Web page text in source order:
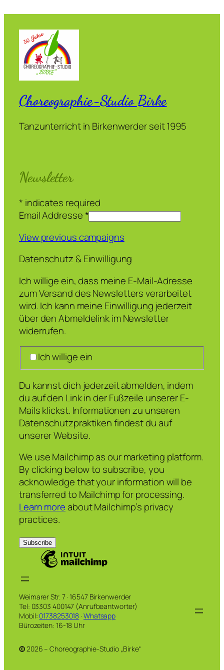
Choreographie-Studio Birke
Tanzunterricht in Birkenwerder seit 1995
Newsletter
* indicates required
Email Addresse*
View previous campaigns
Datenschutz & Einwilligung
Ich willige ein, dass meine E-Mail-Adresse
zum Versand des Newsletters verarbeitet
wird. Ich kann meine Einwilligung jederzeit
über den Abmeldelink im Newsletter
widerrufen.
Ich willige ein
Du kannst dich jederzeit abmelden, indem
du auf den Link in der Fußzeile unserer E-
Mails klickst. Informationen zu unseren
Datenschutzpraktiken findest du auf
unserer Website.
We use Mailchimp as our marketing platform.
By clicking below to subscribe, you
acknowledge that your information will be
transferred to Mailchimp for processing.
Learn moreabout Mailchimp’s privacy
practices.
Weimarer Str. 7 · 16547 Birkenwerder
Tel: 03303 400147 (Anrufbeantworter)
Mobil: 01738253018 · Whatsapp
Bürozeiten: 16-18 Uhr
©2026 – Choreographie-Studio „Birke“